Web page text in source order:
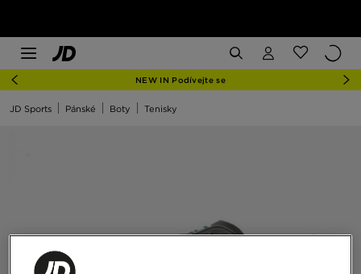
NEW IN Podívejte se
JD Sports Pánské Boty Tenisky